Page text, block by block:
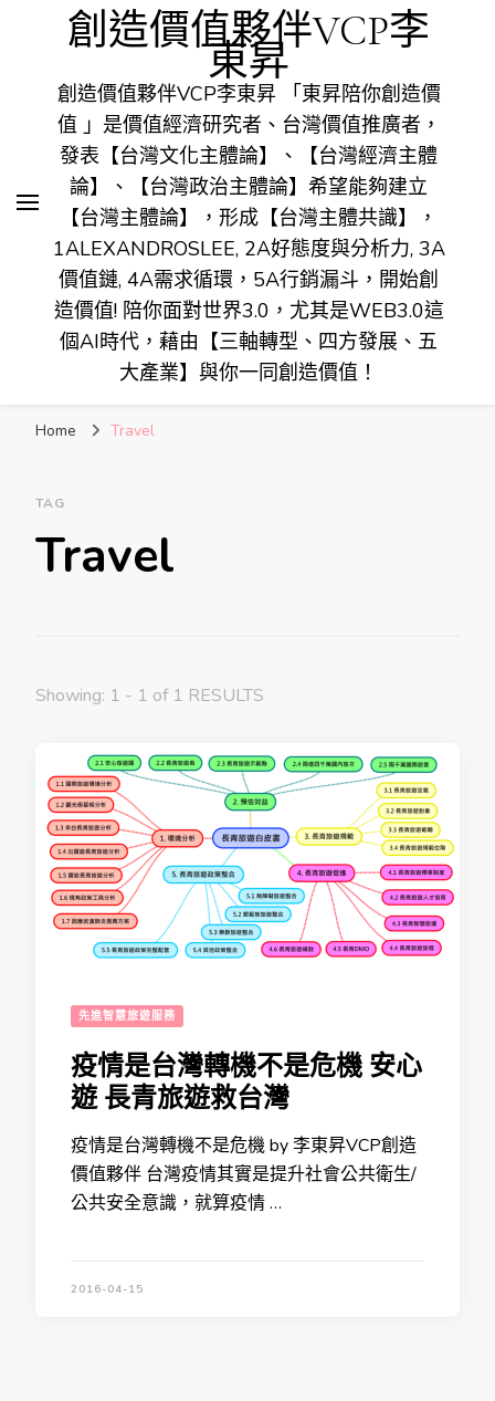
創造價值夥伴VCP李
東昇
創造價值夥伴VCP李東昇 「東昇陪你創造價
值 」是價值經濟研究者、台灣價值推廣者，
發表【台灣文化主體論】、【台灣經濟主體
論】、【台灣政治主體論】希望能夠建立
【台灣主體論】，形成【台灣主體共識】，
1ALEXANDROSLEE, 2A好態度與分析力, 3A
價值鏈, 4A需求循環，5A行銷漏斗，開始創
造價值! 陪你面對世界3.0，尤其是WEB3.0這
個AI時代，藉由【三軸轉型、四方發展、五
大產業】與你一同創造價值！
Home Travel
TAG
Travel
Showing: 1 - 1 of 1 RESULTS
先進智慧旅遊服務
疫情是台灣轉機不是危機 安心
遊 長青旅遊救台灣
疫情是台灣轉機不是危機 by 李東昇VCP創造
價值夥伴 台灣疫情其實是提升社會公共衛生/
公共安全意識，就算疫情 …
2016-04-15